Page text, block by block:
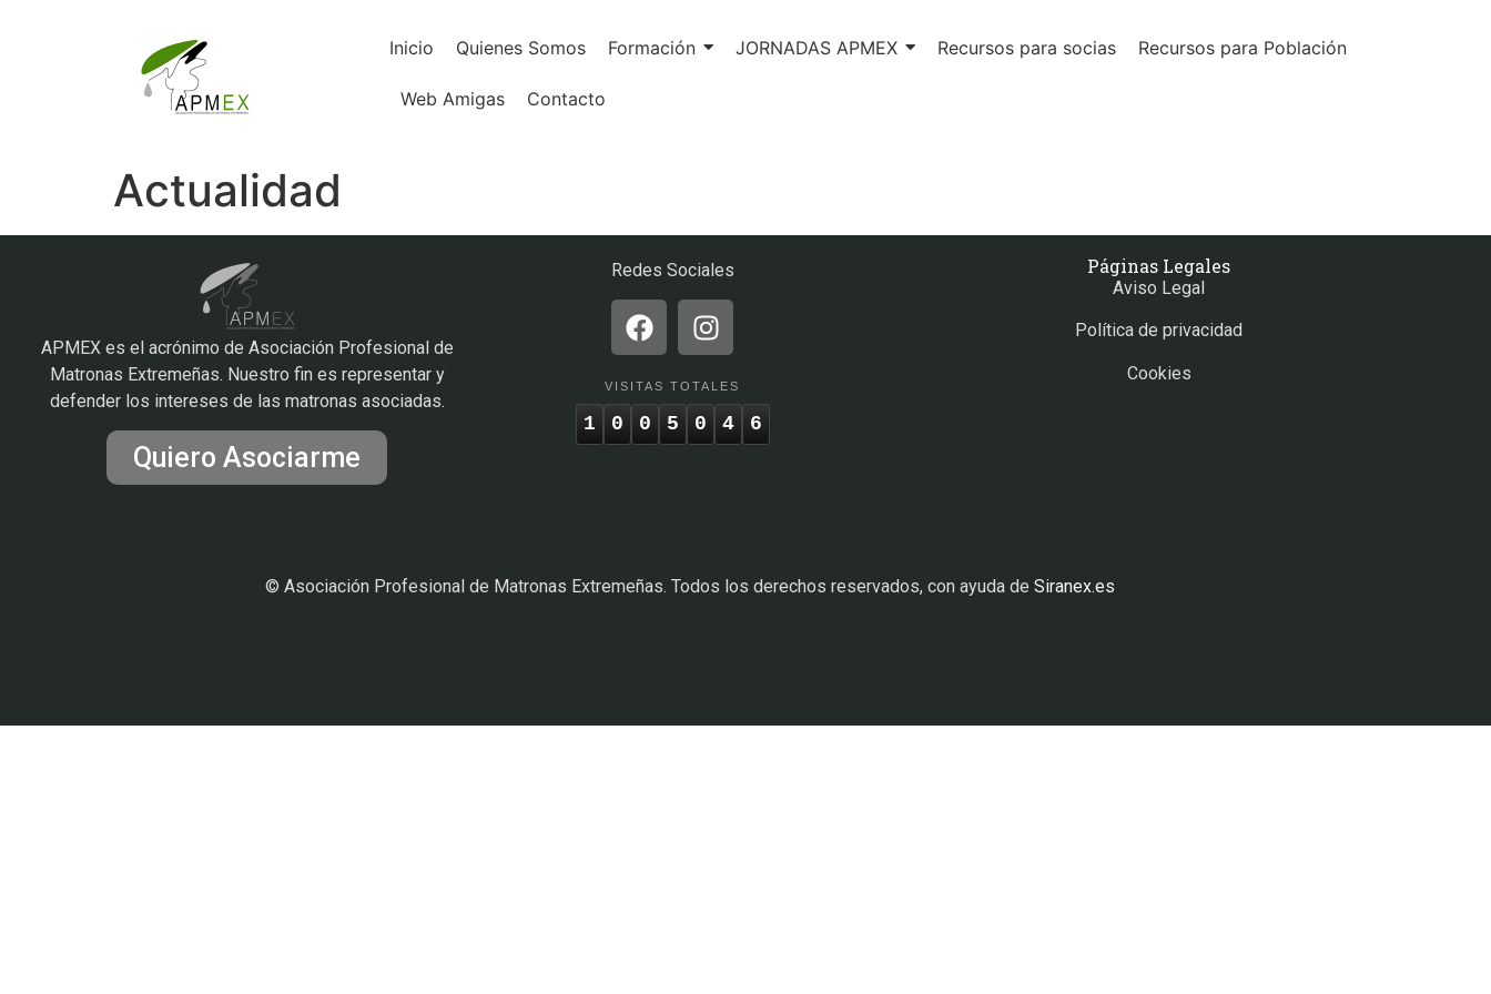
Inicio Quienes Somos Formación JORNADAS APMEX Recursos para socias Recursos para Población
Web Amigas Contacto
Actualidad
APMEX es el acrónimo de Asociación Profesional de
Matronas Extremeñas. Nuestro fin es representar y
defender los intereses de las matronas asociadas.
Quiero Asociarme
Redes Sociales
VISITAS TOTALES
1 0 0 5 0 4 6
Páginas Legales
Aviso Legal
Política de privacidad
Cookies
© Asociación Profesional de Matronas Extremeñas. Todos los derechos reservados, con ayuda deSiranex.es